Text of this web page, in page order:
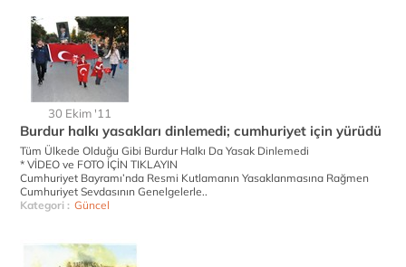
30 Ekim '11
Burdur halkı yasakları dinlemedi; cumhuriyet için yürüdü
Tüm Ülkede Olduğu Gibi Burdur Halkı Da Yasak Dinlemedi
* VİDEO ve FOTO İÇİN TIKLAYIN
Cumhuriyet Bayramı’nda Resmi Kutlamanın Yasaklanmasına Rağmen
Cumhuriyet Sevdasının Genelgelerle..
Kategori : Güncel